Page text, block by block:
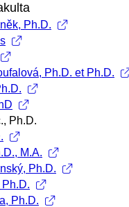
Ph.D.
Ph.D. et Ph.D.
Ph.D.
M.A.
Ph.D.
Ph.D.